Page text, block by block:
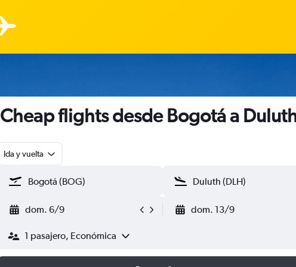
Cheap flights desde Bogotá a
Ida y vuelta
dom. 6/9 dom. 13/9
1 pasajero, Económica